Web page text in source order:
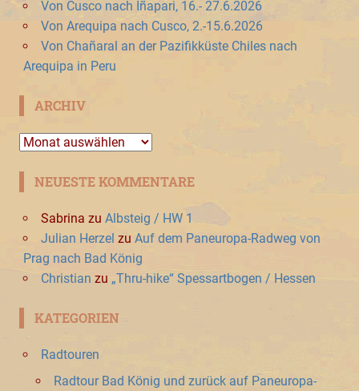
Von Cusco nach Iñapari, 16.- 27.6.2026
Von Arequipa nach Cusco, 2.-15.6.2026
Von Chañaral an der Pazifikküste Chiles nach
Arequipa in Peru
ARCHIV
Archiv
NEUESTE KOMMENTARE
Sabrina zu Albsteig / HW 1
Julian Herzel zu Auf dem Paneuropa-Radweg von
Prag nach Bad König
Christian zu „Thru-hike“ Spessartbogen / Hessen
KATEGORIEN
Radtouren
Radtour Bad König und zurück auf Paneuropa-